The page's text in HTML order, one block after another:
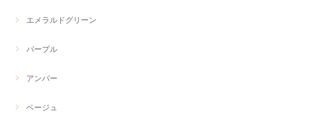
エメラルドグリーン
パープル
アンバー
ベージュ